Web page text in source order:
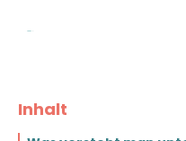
Inhalt